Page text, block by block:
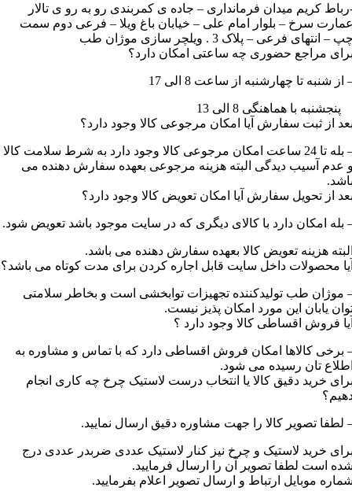
رباط کریم میدان فرمانداری – جاده ی کمربندی رو به رو ی تالار
سرخ – بلوار امام علی – خیابان باغ ویلا – فرعی دوم سمت
– انتهای فرعی – پلاک 3 . ویلچر سازی موژان طب
مراجع حضوری چه ساعتی امکان دارد؟
از شنبه تا چهارشنبه از ساعت 8 الی 17
با هماهنگی 8 الی 13
از ثبت سفارش آیا امکان مرجوعی کالا وجود دارد؟
– بله تا 24 ساعت امکان مرجوعی کالا وجود دارد به شرط سلامت کالا
عدم آسیب دیدگی البته هزینه مرجوعی بعهده سفارش دهنده می
از تحویل سفارش آیا امکان تعویض کالا وجود دارد؟
بله امکان دارد با کالای دیگری که در سایت موجود باشد تعویض شود.
هزینه تعویض کالا بعهده سفارش دهنده می باشد.
محصولات داخل سایت قابل اجاره کردن برای مدت کوتاه می باشد؟
موژان طب تولیدکننده تجهیزات توابخشی است و بخاطر سلامتی
یابان این مورد امکان پذیز نیست.
فروش اقساطی کالا وجود دارد ؟
برخی کالاها امکان فروش اقساطی دارد که با تماس و مشاوره به
تان رسیده می شود.
خرید دقیق کالا یا انتخاب درست لاستیک چرخ چه کاری انجام
لطفا تصویر کالا را جهت مشاوره دقیق ارسال نمایید.
خرید لاستیک و چرخ نیز کنار لاستیک عددی ضربدر عددی درج
است لطفا تصویر آن را ارسال فرمایید.
موبایل ارتباط و ارسال تصویر اعلام بفرمایید.